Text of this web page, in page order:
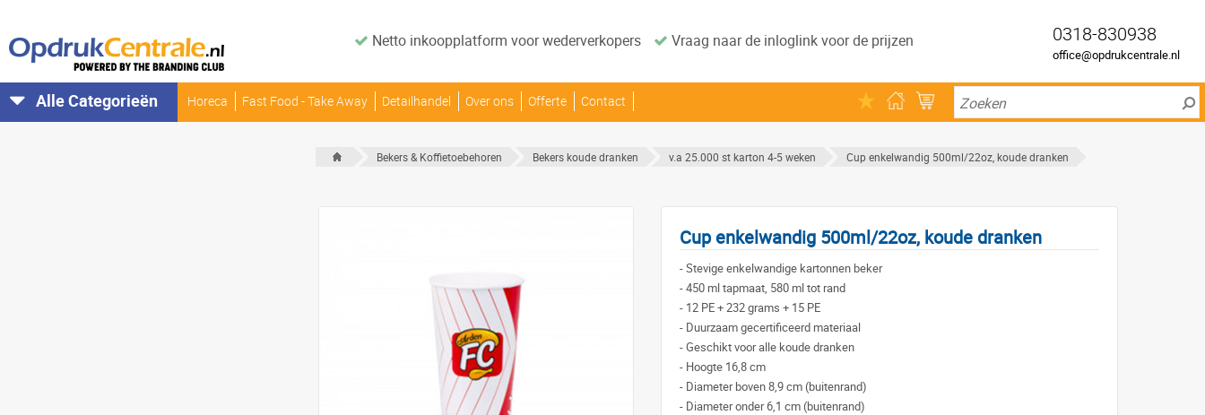
Netto inkoopplatform voor wederverkopers Vraag naar de inloglink voor de prijzen
Horeca Fast Food - Take Away Detailhandel Over ons Offerte Contact
0318-830938
office@opdrukcentrale.nl
Alle Categorieën
Bekers & Koffietoebehoren Bekers koude dranken v.a 25.000 st karton 4-5 weken Cup enkelwandig 500ml/22oz, koude dranken
Cup enkelwandig 500ml/22oz, koude dranken
-Stevige enkelwandige kartonnen beker
-450 ml tapmaat, 580 ml tot rand
- 12 PE + 232 grams + 15 PE
- Duurzaam gecertificeerd materiaal
-Geschikt voor alle koude dranken
- Hoogte 16,8 cm
- Diameter boven 8,9 cm (buitenrand)
- Diameter onder 6,1 cm (buitenrand)